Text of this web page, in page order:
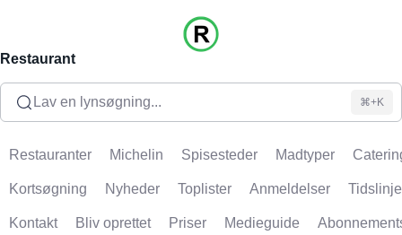
Restaurant
Lav en lynsøgning... ⌘+K
Restauranter Michelin Spisesteder Madtyper
Kortsøgning Nyheder Toplister Anmeldelser Tidslinje
Kontakt Bliv oprettet Priser Medieguide